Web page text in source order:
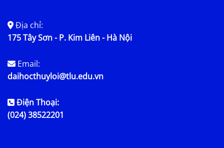
Địa chỉ:
175 Tây Sơn - P. Kim Liên - Hà Nội
Email:
daihocthuyloi@tlu.edu.vn
Điện Thoại:
(024) 38522201